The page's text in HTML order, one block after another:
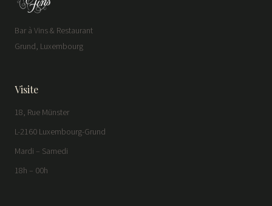
Bar à Vins & Restaurant
Grund, Luxembourg
Visite
18, Rue Münster
L-2160 Luxembourg-Grund
Mardi – Samedi
18h – 00h